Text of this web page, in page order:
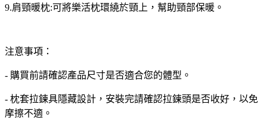
9.肩頸暖枕:可將樂活枕環繞於頸上，幫助頸部保暖。
注意事項：
- 購買前請確認產品尺寸是否適合您的體型。
- 枕套拉鍊具隱藏設計，安裝完請確認拉鍊頭是否收好，以免
摩擦不適。